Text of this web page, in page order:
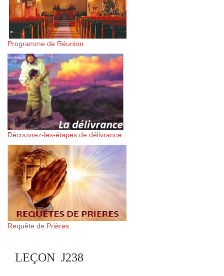
Programme de Réunion
Découvrez-les-étapes de délivrance
Requête de Prières
LEÇON J238